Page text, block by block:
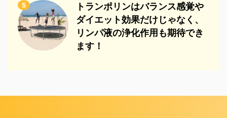
5
トランポリンはバランス感覚や
ダイエット効果だけじゃなく、
リンパ液の浄化作用も期待でき
ます！